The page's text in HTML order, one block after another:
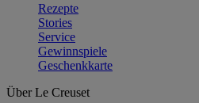
Rezepte
Stories
Service
Gewinnspiele
Geschenkkarte
Über Le Creuset